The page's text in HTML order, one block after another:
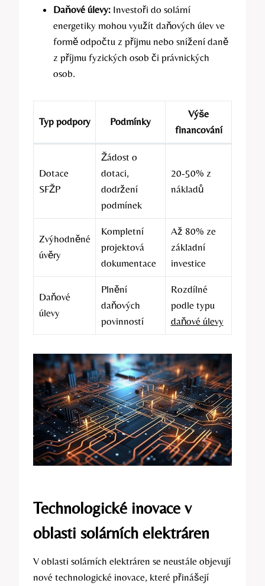
Daňové úlevy: Investoři do solární
energetiky mohou využít daňových úlev ve
formě odpočtu z příjmu nebo snížení daně
z příjmu fyzických osob či právnických
osob.
Typ podpory Podmínky
Výše
financování
Dotace
SFŽP
Žádost o
dotaci,
dodržení
podmínek
20-50% z
nákladů
Zvýhodněné
úvěry
Kompletní
projektová
dokumentace
Až 80% ze
základní
investice
Daňové
úlevy
Plnění
daňových
povinností
Rozdílné
podle typu
daňové úlevy
Technologické inovace v
oblasti solárních elektráren
V oblasti solárních elektráren se neustále objevují
nové technologické inovace, které přinášejí